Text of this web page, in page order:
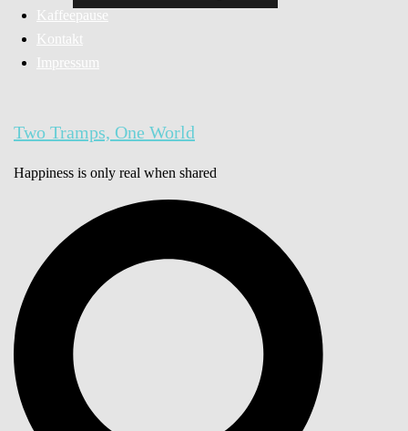
Kaffeepause
Kontakt
Impressum
Two Tramps, One World
Happiness is only real when shared